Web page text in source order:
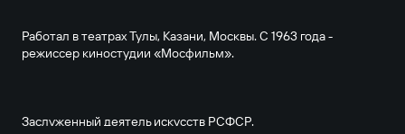
Работал в театрах Тулы, Казани, Москвы. С 1963 года -
режиссер киностудии «Мосфильм».
Заслуженный деятель искусств РСФСР.